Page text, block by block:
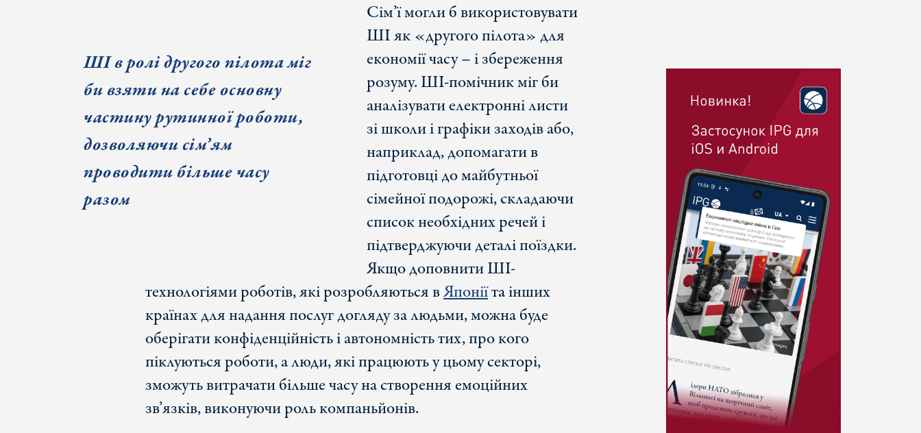
ШІ в ролі другого пілота міг
би взяти на себе основну
частину рутинної роботи,
дозволяючи сім’ям
проводити більше часу
разом
Сім’ї могли б використовувати
ШІ як «другого пілота» для
економії часу – і збереження
розуму. ШІ-помічник міг би
аналізувати електронні листи
зі школи і графіки заходів або,
наприклад, допомагати в
підготовці до майбутньої
сімейної подорожі, складаючи
список необхідних речей і
підтверджуючи деталі поїздки.
Якщо доповнити ШІ-
технологіями роботів, які розробляються вЯпоніїта інших
країнах для надання послуг догляду за людьми, можна буде
оберігати конфіденційність і автономність тих, про кого
піклуються роботи, а люди, які працюють у цьому секторі,
зможуть витрачати більше часу на створення емоційних
зв’язків, виконуючи роль компаньйонів.